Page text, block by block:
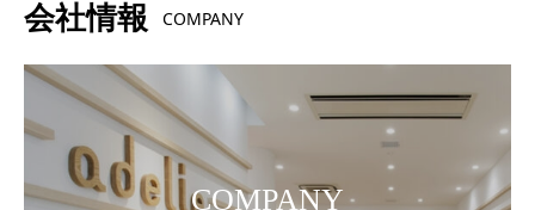
会社情報 COMPANY
COMPANY